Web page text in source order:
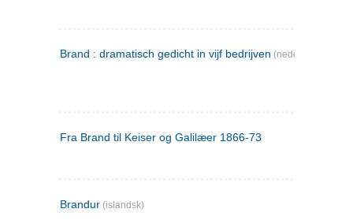
Brand : dramatisch gedicht in vijf bedrijven (nederlandsk)
Fra Brand til Keiser og Galilæer 1866-73
Brandur (islandsk)